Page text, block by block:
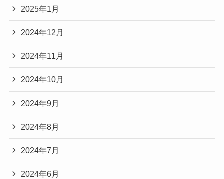
2025年1月
2024年12月
2024年11月
2024年10月
2024年9月
2024年8月
2024年7月
2024年6月